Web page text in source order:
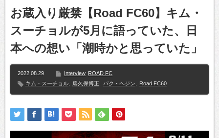
お蔵入り厳禁【Road FC60】キム・
スーチョルが5月に語っていた、日
本への想い「潮時かと思っていた」
2022.08.29 Interview ROAD FC
キム・スーチョル
扇久保博正 パク・ヘジン Road FC60